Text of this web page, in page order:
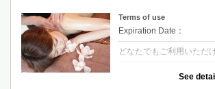
Terms of use
Expiration Date：
どなたでもご利用いただ
See